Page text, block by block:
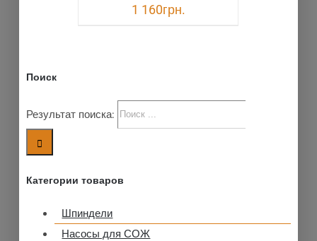
1 160грн.
Поиск
Результат поиска:
Категории товаров
Шпиндели
Насосы для СОЖ